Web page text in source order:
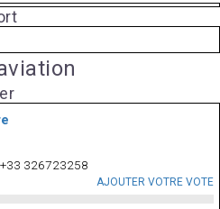
+33 326723258
AJOUTER VOTRE VOTE